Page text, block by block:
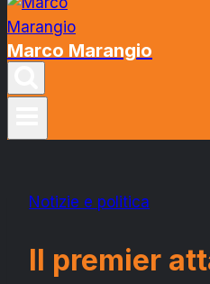
Marco Marangio
Notizie e politica
Il premier